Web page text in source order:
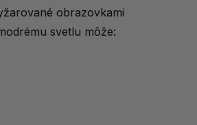
obrazovkami
svetlu môže: